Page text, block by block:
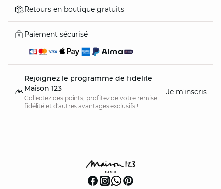
Retours en boutique gratuits
Paiement sécurisé
Rejoignez le programme de fidélité
Maison 123
Collectez des points, profitez de votre remise
fidélité et d'autres avantages exclusifs !
Je m'inscris